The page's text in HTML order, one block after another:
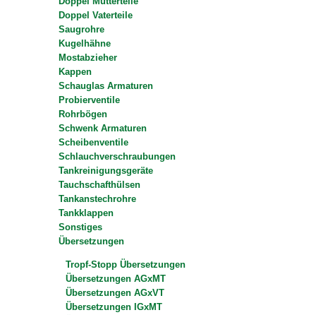
Doppel Vaterteile
Saugrohre
Kugelhähne
Mostabzieher
Kappen
Schauglas Armaturen
Probierventile
Rohrbögen
Schwenk Armaturen
Scheibenventile
Schlauchverschraubungen
Tankreinigungsgeräte
Tauchschafthülsen
Tankanstechrohre
Tankklappen
Sonstiges
Übersetzungen
Tropf-Stopp Übersetzungen
Übersetzungen AGxMT
Übersetzungen AGxVT
Übersetzungen IGxMT